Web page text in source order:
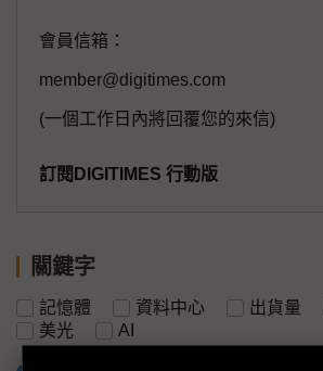
會員信箱：
member@digitimes.com
(一個工作日內將回覆您的來信)
訂閱DIGITIMES 行動版
關鍵字
記憶體 資料中心 出貨量
美光
AI